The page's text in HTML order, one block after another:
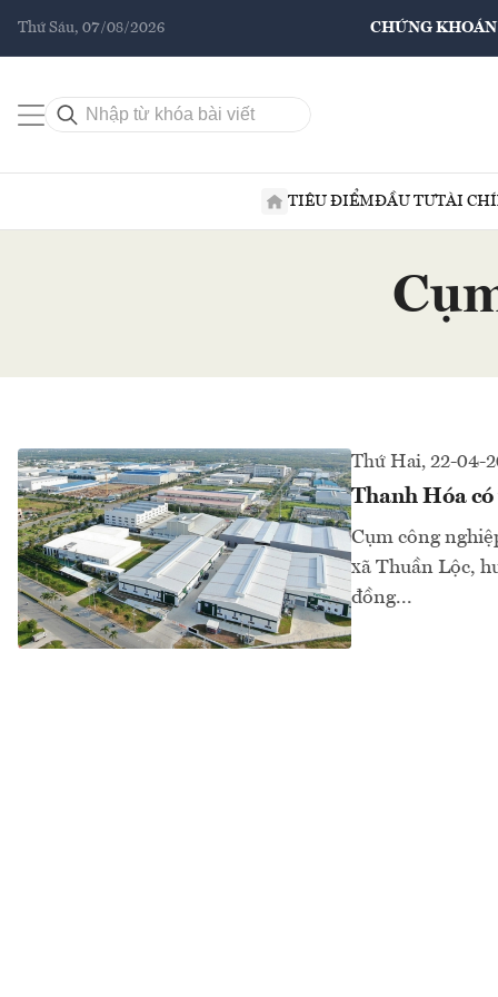
Thứ Sáu, 07/08/2026 CHỨNG KHOÁN
TIÊU ĐIỂMĐẦU TƯTÀI
Thứ Hai, 22-04-
Thanh Hóa
Cụm công
xã Thuần Lộc,
đồng...